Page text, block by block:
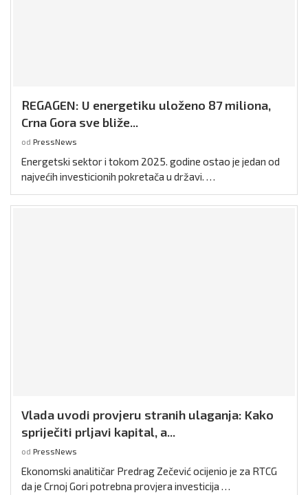
REGAGEN: U energetiku uloženo 87 miliona,
Crna Gora sve bliže...
od PressNews
Energetski sektor i tokom 2025. godine ostao je jedan od
najvećih investicionih pokretača u državi. …
Vlada uvodi provjeru stranih ulaganja: Kako
spriječiti prljavi kapital, a...
od PressNews
Ekonomski analitičar Predrag Zečević ocijenio je za RTCG
da je Crnoj Gori potrebna provjera investicija …